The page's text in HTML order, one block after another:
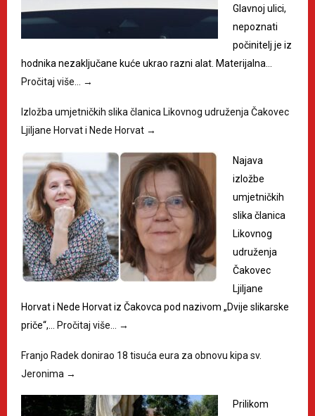
Glavnoj ulici,
nepoznati
počinitelj je iz
hodnika nezaključane kuće ukrao razni alat. Materijalna…
Pročitaj više… →
Izložba umjetničkih slika članica Likovnog udruženja Čakovec
Ljiljane Horvat i Nede Horvat →
Najava
izložbe
umjetničkih
slika članica
Likovnog
udruženja
Čakovec
Ljiljane
Horvat i Nede Horvat iz Čakovca pod nazivom „Dvije slikarske
priče“,… Pročitaj više… →
Franjo Radek donirao 18 tisuća eura za obnovu kipa sv.
Jeronima →
Prilikom